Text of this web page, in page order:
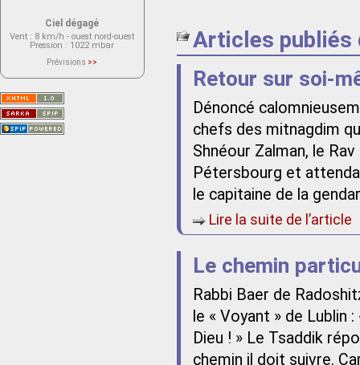
Articles publiés
Retour sur soi-
Dénoncé
chefs des mitnagdim
Shnéour Zalman, le
Pétersbourg et
le capitaine de la
Lire la suite de l’article
Le chemin
Rabbi Baer de
le « Voyant » de Lublin
Dieu ! » Le Tsaddik
chemin il doit suivre.
Ciel dégagé
Vent : 8 km/h - ouest nord-ouest
Pression : 1022 mbar
Prévisions >>
actuellement aucune prévision
Saint-Nom.
Veuillez consulter le message du
service ci-dessous.
(401 - Invalid API key. Please see
https://openweathermap.org/faq#error401